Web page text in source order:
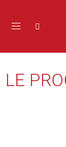
Toggle
LE